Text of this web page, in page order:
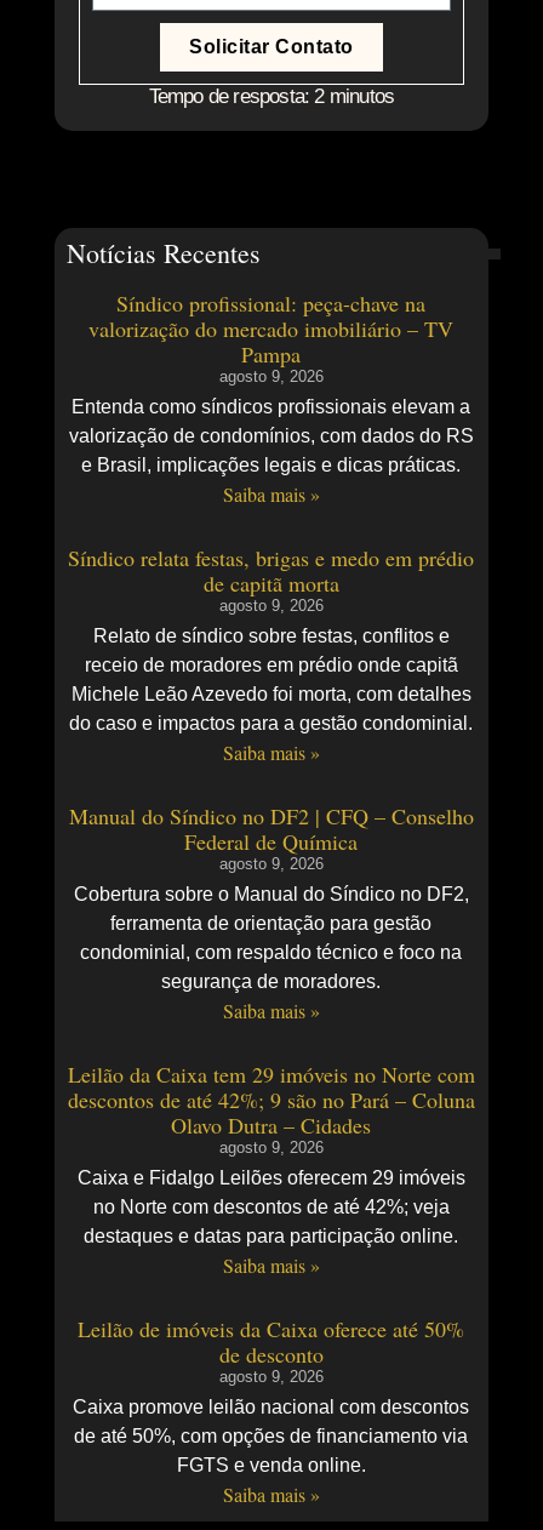
Solicitar Contato
Tempo de resposta: 2 minutos
Notícias Recentes
Síndico profissional: peça-chave na
valorização do mercado imobiliário – TV
Pampa
agosto 9, 2026
Entenda como síndicos profissionais elevam a
valorização de condomínios, com dados do RS
e Brasil, implicações legais e dicas práticas.
Saiba mais »
Síndico relata festas, brigas e medo em prédio
de capitã morta
agosto 9, 2026
Relato de síndico sobre festas, conflitos e
receio de moradores em prédio onde capitã
Michele Leão Azevedo foi morta, com detalhes
do caso e impactos para a gestão condominial.
Saiba mais »
Manual do Síndico no DF2 | CFQ – Conselho
Federal de Química
agosto 9, 2026
Cobertura sobre o Manual do Síndico no DF2,
ferramenta de orientação para gestão
condominial, com respaldo técnico e foco na
segurança de moradores.
Saiba mais »
Leilão da Caixa tem 29 imóveis no Norte com
descontos de até 42%; 9 são no Pará – Coluna
Olavo Dutra – Cidades
agosto 9, 2026
Caixa e Fidalgo Leilões oferecem 29 imóveis
no Norte com descontos de até 42%; veja
destaques e datas para participação online.
Saiba mais »
Leilão de imóveis da Caixa oferece até 50%
de desconto
agosto 9, 2026
Caixa promove leilão nacional com descontos
de até 50%, com opções de financiamento via
FGTS e venda online.
Saiba mais »